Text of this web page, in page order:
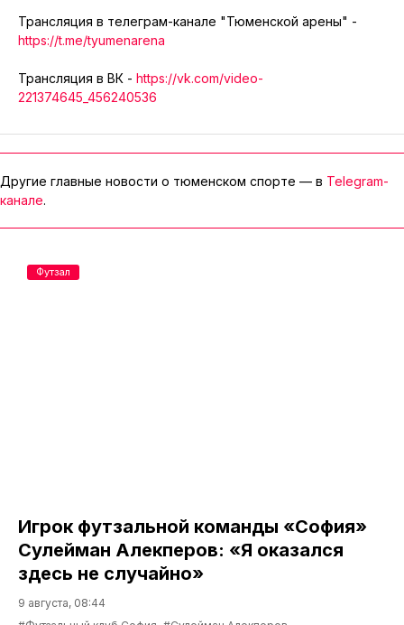
Трансляция в телеграм-канале "Тюменской арены" -
https://t.me/tyumenarena
Трансляция в ВК - https://vk.com/video-
221374645_456240536
Другие главные новости о тюменском спорте — в Telegram-
канале.
Игрок футзальной команды «София»
Сулейман Алекперов: «Я оказался
здесь не случайно»
9 августа, 08:44
Футзал